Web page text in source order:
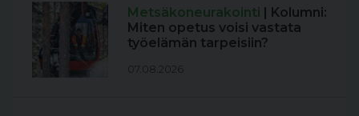
Metsäkoneurakointi | Kolumni:
Miten opetus voisi vastata
työelämän tarpeisiin?
07.08.2026